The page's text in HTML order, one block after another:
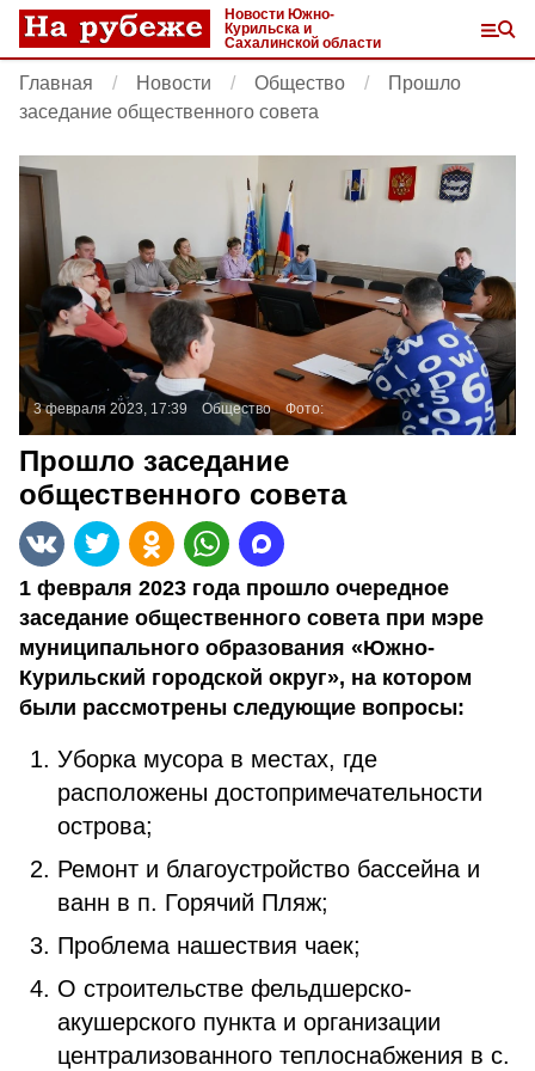
Новости Южно-
Курильска и
Сахалинской области
Главная Новости Общество
Прошло
заседание общественного совета
3 февраля 2023, 17:39 Общество Фото:
Прошло заседание
общественного совета
1 февраля 2023 года прошло очередное
заседание общественного совета при мэре
муниципального образования «Южно-
Курильский городской округ», на котором
были рассмотрены следующие вопросы:
Уборка мусора в местах, где
расположены достопримечательности
острова;
Ремонт и благоустройство бассейна и
ванн в п. Горячий Пляж;
Проблема нашествия чаек;
О строительстве фельдшерско-
акушерского пункта и организации
централизованного теплоснабжения в с.